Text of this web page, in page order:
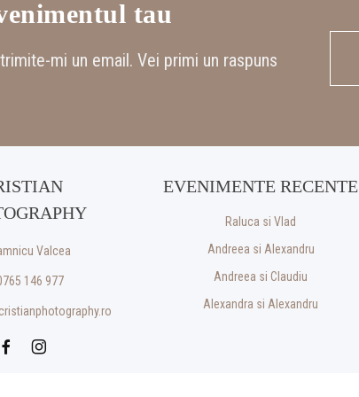
tau
mi un email. Vei primi un raspuns
Valcea
146 977
EVENIMENTE RECENTE
Raluca si Vlad
Andreea si Alexandru
Andreea si Claudiu
Alexandra si Alexandru